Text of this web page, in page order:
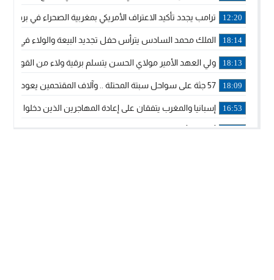
12:20 ترامب يجدد تأكيد الاعتراف الأمريكي بمغربية الصحراء في برقية
18:14 الملك محمد السادس يترأس حفل تجديد البيعة والولاء في
18:13 ولي العهد الأمير مولاي الحسن يتسلم برقية ولاء من القوات
18:09 57 جثة على سواحل سبتة المحتلة .. وآلاف المقتحمين يعودون إلى المغرب
16:53 إسبانيا والمغرب يتفقان على إعادة المهاجرين الذين دخلوا سبتة